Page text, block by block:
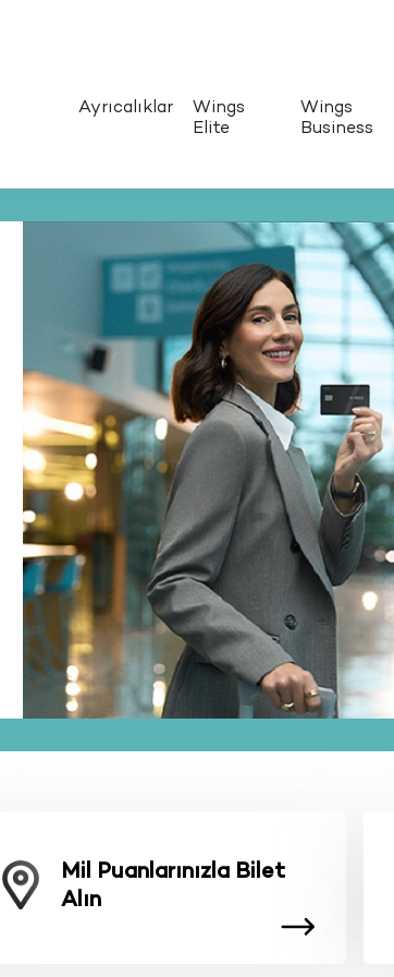
Ayrıcalıklar
Wings
Elite
Wings
Business
Detaylar
Hemen Kayıt Ol.
Mil Puanlarınızla Bilet
Alın